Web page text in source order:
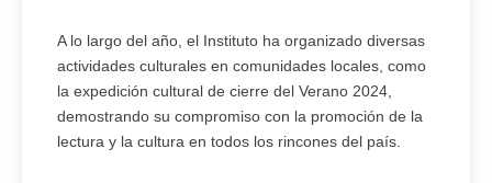
A lo largo del año, el Instituto ha organizado diversas
actividades culturales en comunidades locales, como
la expedición cultural de cierre del Verano 2024,
demostrando su compromiso con la promoción de la
lectura y la cultura en todos los rincones del país.